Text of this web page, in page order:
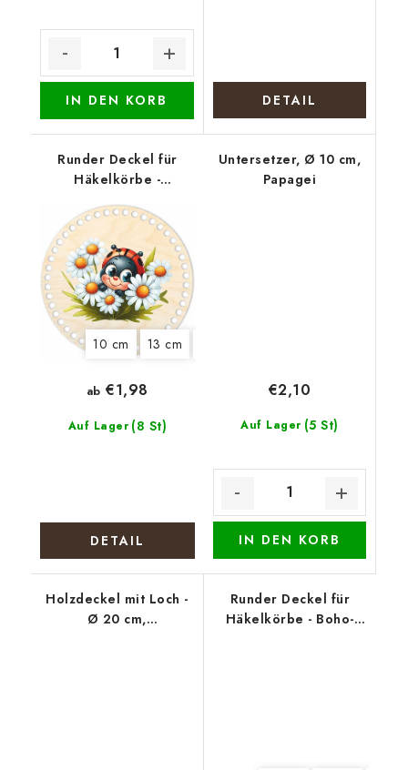
IN DEN KORB DETAIL
Runder Deckel für
Häkelkörbe -
10 cm 13 cm
Auf Lager (8 St)
ab €1,98
DETAIL
Untersetzer, Ø 10 cm,
Papagei
Auf Lager (5 St)
€2,10
IN DEN KORB
Holzdeckel mit Loch -
Ø 20 cm,
Runder Deckel für
Häkelkörbe - Boho-